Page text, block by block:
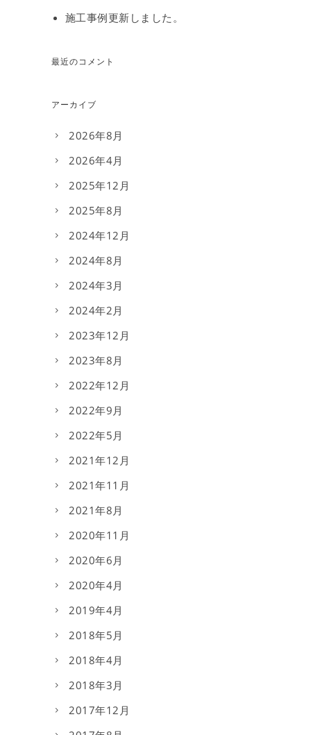
施工事例更新しました。
最近のコメント
アーカイブ
2026年8月
2026年4月
2025年12月
2025年8月
2024年12月
2024年8月
2024年3月
2024年2月
2023年12月
2023年8月
2022年12月
2022年9月
2022年5月
2021年12月
2021年11月
2021年8月
2020年11月
2020年6月
2020年4月
2019年4月
2018年5月
2018年4月
2018年3月
2017年12月